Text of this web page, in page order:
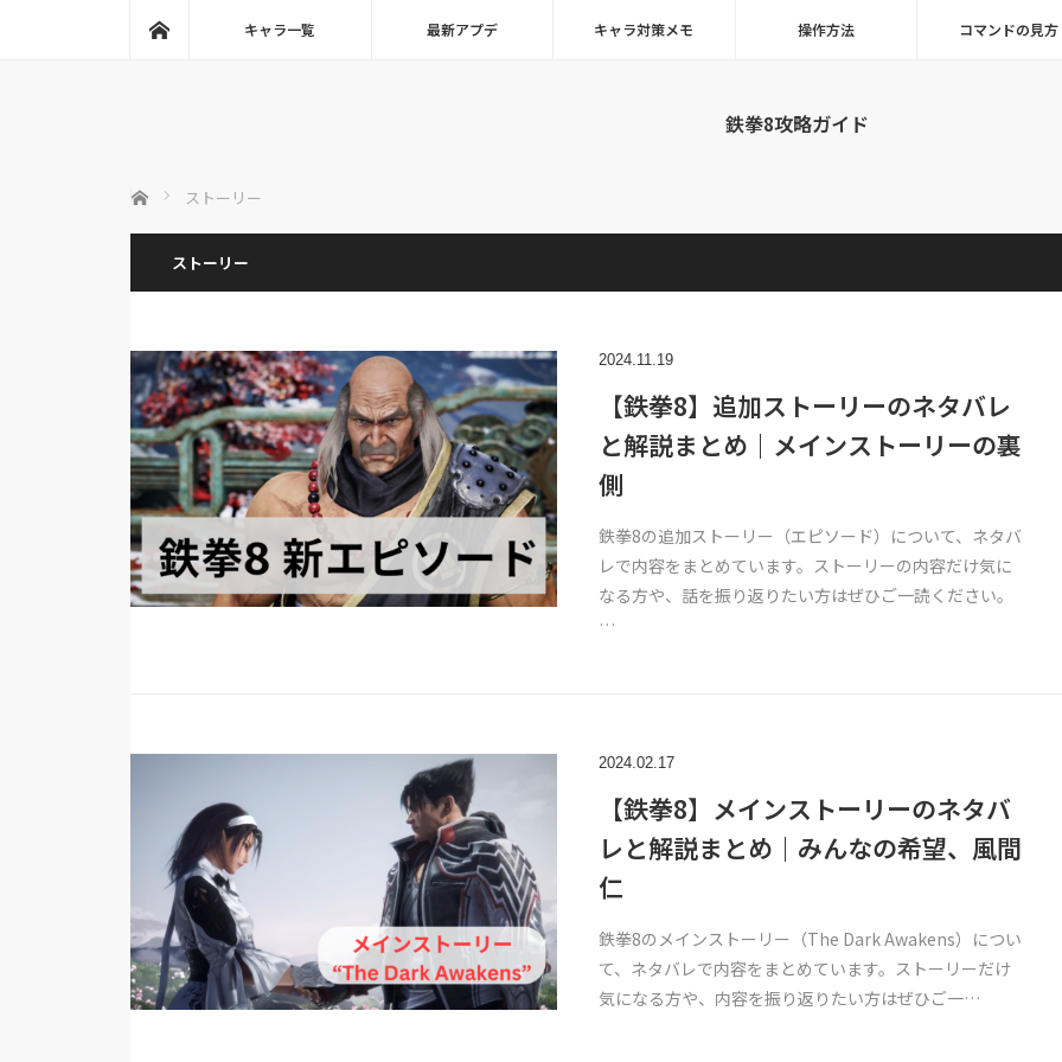
キャラ一覧 最新アプデ キャラ対策メモ 操作方法 コマンドの見方
鉄拳8攻略ガイド
ホーム ストーリー
ストーリー
2024.11.19
【鉄拳8】追加ストーリーのネタバレ
と解説まとめ｜メインストーリーの裏
側
鉄拳8の追加ストーリー（エピソード）について、ネタバ
レで内容をまとめています。ストーリーの内容だけ気に
なる方や、話を振り返りたい方はぜひご一読ください。
…
2024.02.17
【鉄拳8】メインストーリーのネタバ
レと解説まとめ｜みんなの希望、風間
仁
鉄拳8のメインストーリー（The Dark Awakens）につい
て、ネタバレで内容をまとめています。ストーリーだけ
気になる方や、内容を振り返りたい方はぜひご一…